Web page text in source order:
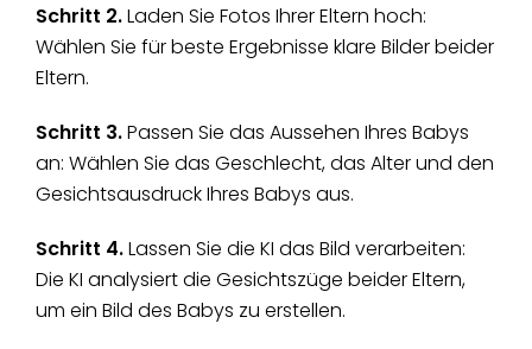
Schritt 2.Laden Sie Fotos Ihrer Eltern hoch:
Wählen Sie für beste Ergebnisse klare Bilder beider
Eltern.
Schritt 3.Passen Sie das Aussehen Ihres Babys
an: Wählen Sie das Geschlecht, das Alter und den
Gesichtsausdruck Ihres Babys aus.
Schritt 4.Lassen Sie die KI das Bild verarbeiten:
Die KI analysiert die Gesichtszüge beider Eltern,
um ein Bild des Babys zu erstellen.